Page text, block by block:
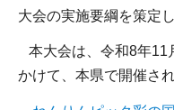
大会の実施要綱を策定し
本大会は、令和8年11
かけて、本県で開催され